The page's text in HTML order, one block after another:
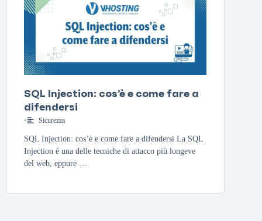
SQL Injection: cos’è e come fare a
difendersi
• Sicurezza
SQL Injection: cos’è e come fare a difendersi La SQL
Injection è una delle tecniche di attacco più longeve
del web, eppure …